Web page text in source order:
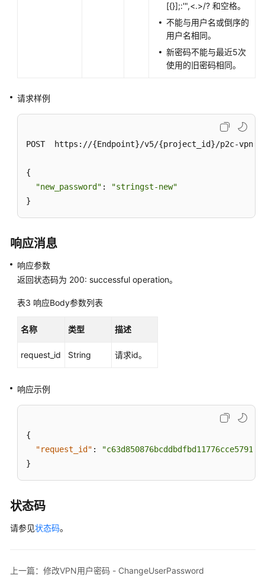
端
VPN
终
网
务
户
用
VPN
[{}];:'",<.>/? 和空格。
不能与用户名或倒序的
用户名相同。
新密码不能与最近5次
使用的旧密码相同。
请求样例
POST  https://{Endpoint}/v5/{project_id}/p2c-vpn-
{
"new_password" :
"stringst-new"
}
响应消息
响应参数
返回状态码为 200: successful operation。
表3 响应Body参数列表
名称 类型 描述
request_id String 请求id。
响应示例
{
"request_id" :
"c63d850876bcddbdfbd11776cce57914"
}
状态码
请参见状态码。
上一篇：修改VPN用户密码 - ChangeUserPassword